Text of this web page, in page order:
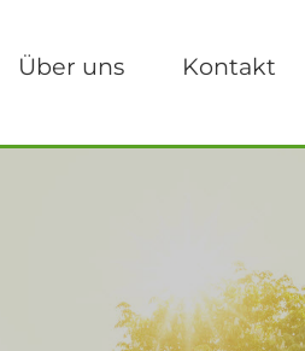
Über uns Kontakt